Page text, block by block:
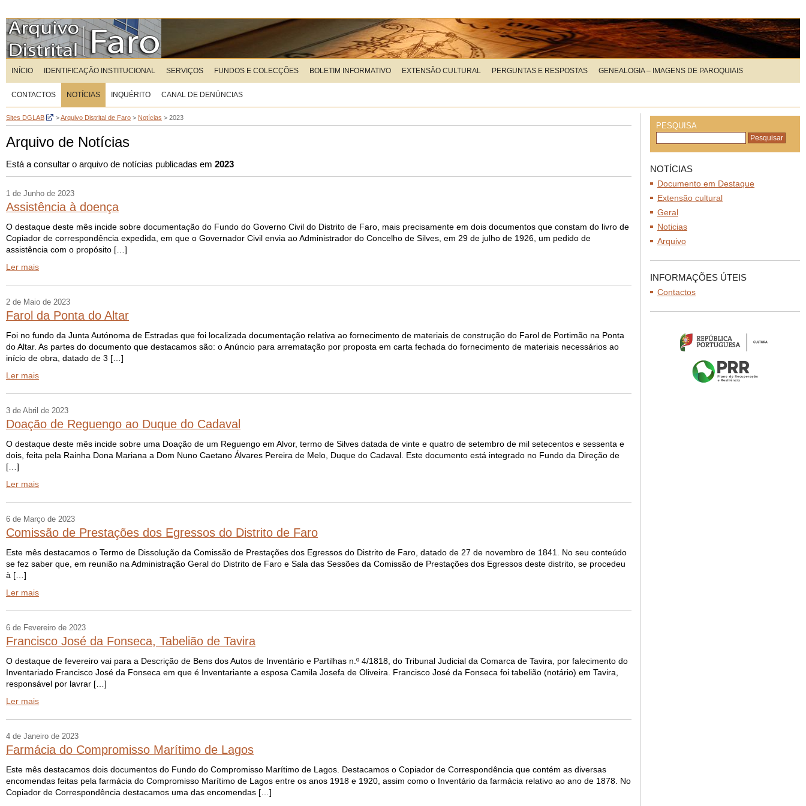
INÍCIO IDENTIFICAÇÃO INSTITUCIONAL SERVIÇOS FUNDOS E COLECÇÕES BOLETIM INFORMATIVO EXTENSÃO CULTURAL PERGUNTAS E RESPOSTAS GENEALOGIA – IMAGENS DE PAROQUIAIS
CONTACTOS NOTÍCIAS INQUÉRITO CANAL DE DENÚNCIAS
Sites DGLAB >Arquivo Distrital de Faro > Notícias > 2023
Arquivo de Notícias
Está a consultar o arquivo de notícias publicadas em 2023
1 de Junho de 2023
Assistência à doença
O destaque deste mês incide sobre documentação do Fundo do Governo Civil do Distrito de Faro, mais precisamente em dois documentos que constam do livro de
Copiador de correspondência expedida, em que o Governador Civil envia ao Administrador do Concelho de Silves, em 29 de julho de 1926, um pedido de
assistência com o propósito […]
Ler mais
2 de Maio de 2023
Farol da Ponta do Altar
Foi no fundo da Junta Autónoma de Estradas que foi localizada documentação relativa ao fornecimento de materiais de construção do Farol de Portimão na Ponta
do Altar. As partes do documento que destacamos são: o Anúncio para arrematação por proposta em carta fechada do fornecimento de materiais necessários ao
início de obra, datado de 3 […]
Ler mais
3 de Abril de 2023
Doação de Reguengo ao Duque do Cadaval
O destaque deste mês incide sobre uma Doação de um Reguengo em Alvor, termo de Silves datada de vinte e quatro de setembro de mil setecentos e sessenta e
dois, feita pela Rainha Dona Mariana a Dom Nuno Caetano Álvares Pereira de Melo, Duque do Cadaval. Este documento está integrado no Fundo da Direção de
[…]
Ler mais
6 de Março de 2023
Comissão de Prestações dos Egressos do Distrito de Faro
Este mês destacamos o Termo de Dissolução da Comissão de Prestações dos Egressos do Distrito de Faro, datado de 27 de novembro de 1841. No seu conteúdo
se fez saber que, em reunião na Administração Geral do Distrito de Faro e Sala das Sessões da Comissão de Prestações dos Egressos deste distrito, se procedeu
à […]
Ler mais
6 de Fevereiro de 2023
Francisco José da Fonseca, Tabelião de Tavira
O destaque de fevereiro vai para a Descrição de Bens dos Autos de Inventário e Partilhas n.º 4/1818, do Tribunal Judicial da Comarca de Tavira, por falecimento do
Inventariado Francisco José da Fonseca em que é Inventariante a esposa Camila Josefa de Oliveira. Francisco José da Fonseca foi tabelião (notário) em Tavira,
responsável por lavrar […]
Ler mais
4 de Janeiro de 2023
Farmácia do Compromisso Marítimo de Lagos
Este mês destacamos dois documentos do Fundo do Compromisso Marítimo de Lagos. Destacamos o Copiador de Correspondência que contém as diversas
encomendas feitas pela farmácia do Compromisso Marítimo de Lagos entre os anos 1918 e 1920, assim como o Inventário da farmácia relativo ao ano de 1878. No
Copiador de Correspondência destacamos uma das encomendas […]
PESQUISA
NOTÍCIAS
Documento em Destaque
Extensão cultural
Geral
Noticias
Arquivo
INFORMAÇÕES ÚTEIS
Contactos